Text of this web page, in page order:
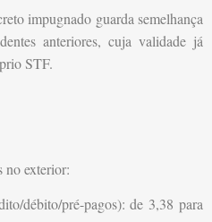
impugnado guarda semelhança
anteriores, cuja validade já
STF.
no exterior:
débito/pré-pagos): de 3,38 para